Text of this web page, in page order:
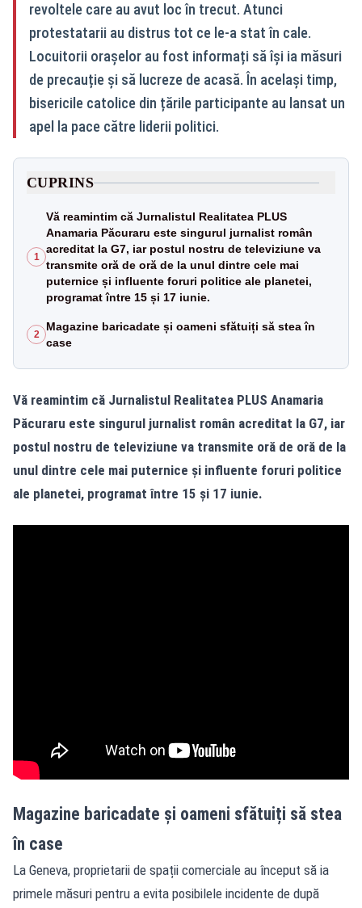
revoltele care au avut loc în trecut. Atunci
protestatarii au distrus tot ce le-a stat în cale.
Locuitorii orașelor au fost informați să își ia măsuri
de precauție și să lucreze de acasă. În același timp,
bisericile catolice din țările participante au lansat un
apel la pace către liderii politici.
CUPRINS
1
Vă reamintim că Jurnalistul Realitatea PLUS
Anamaria Păcuraru este singurul jurnalist român
acreditat la G7, iar postul nostru de televiziune va
transmite oră de oră de la unul dintre cele mai
puternice și influente foruri politice ale planetei,
programat între 15 și 17 iunie.
2
Magazine baricadate și oameni sfătuiți să stea în
case
Vă reamintim că Jurnalistul Realitatea PLUS Anamaria
Păcuraru este singurul jurnalist român acreditat la G7, iar
postul nostru de televiziune va transmite oră de oră de la
unul dintre cele mai puternice și influente foruri politice
ale planetei, programat între 15 și 17 iunie.
Magazine baricadate și oameni sfătuiți să stea
în case
La Geneva, proprietarii de spații comerciale au început să ia
primele măsuri pentru a evita posibilele incidente de după